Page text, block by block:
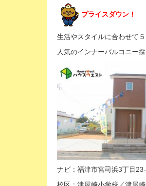
プライスダウン！
生活やスタイルに合わせて
人気のインナーバルコニー採
ナビ：福津市宮司浜3丁目